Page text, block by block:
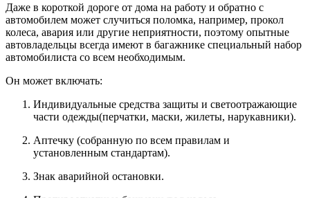
Даже в короткой дороге от дома на работу и обратно с
автомобилем может случиться поломка, например, прокол
колеса, авария или другие неприятности, поэтому опытные
автовладельцы всегда имеют в багажнике специальный набор
автомобилиста со всем необходимым.
Он может включать:
Индивидуальные средства защиты и светоотражающие
части одежды(перчатки, маски, жилеты, нарукавники).
Аптечку (собранную по всем правилам и
установленным стандартам).
Знак аварийной остановки.